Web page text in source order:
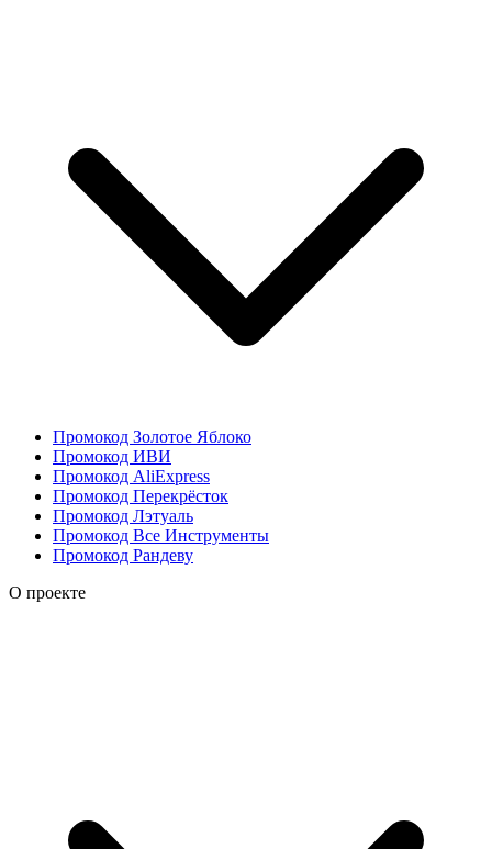
Промокод Золотое Яблоко
Промокод ИВИ
Промокод AliExpress
Промокод Перекрёсток
Промокод Лэтуаль
Промокод Все Инструменты
Промокод Рандеву
О проекте